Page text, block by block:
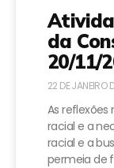
da
20/11/
22 DE JANEIRO
As
racial e a
racial e a
permeia de